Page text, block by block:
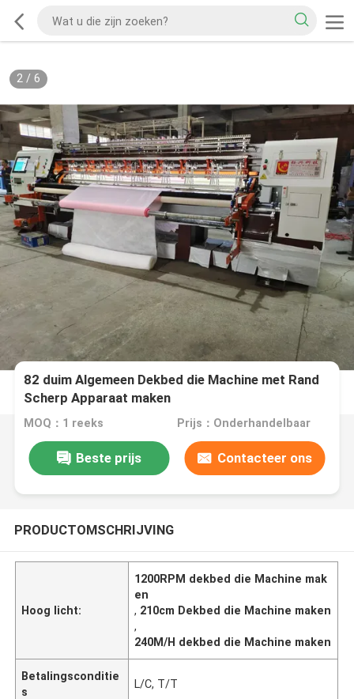
2/ 6
82 duim Algemeen Dekbed die Machine met Rand
Scherp Apparaat maken
MOQ：1 reeks Prijs：Onderhandelbaar
Beste prijs Contacteer ons
PRODUCTOMSCHRIJVING
Hoog licht:
1200RPM dekbed die Machine mak
en
, 210cm Dekbed die Machine maken
,
240M/H dekbed die Machine maken
Betalingsconditie
s
L/C, T/T